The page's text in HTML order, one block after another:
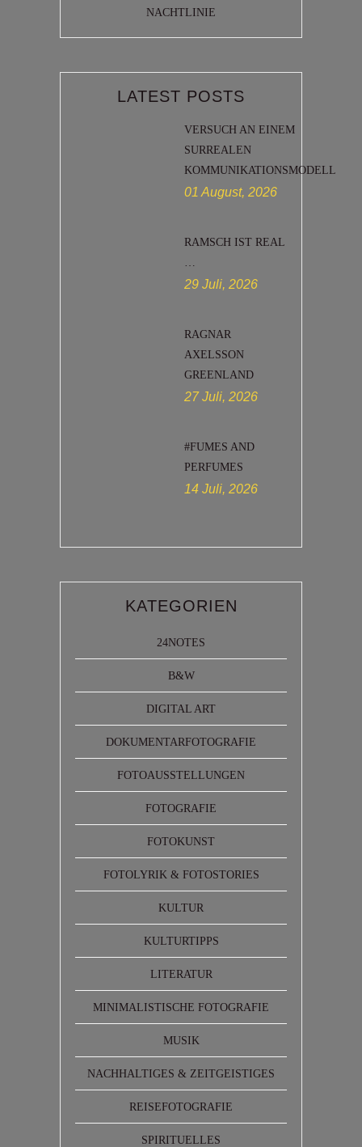
NACHTLINIE
LATEST POSTS
VERSUCH AN EINEM
SURREALEN
KOMMUNIKATIONSMODELL
01 August, 2026
RAMSCH IST REAL
29 Juli, 2026
RAGNAR
AXELSSON
GREENLAND
27 Juli, 2026
#FUMES AND
PERFUMES
14 Juli, 2026
KATEGORIEN
24NOTES
B&W
DIGITAL ART
DOKUMENTARFOTOGRAFIE
FOTOAUSSTELLUNGEN
FOTOGRAFIE
FOTOKUNST
FOTOLYRIK & FOTOSTORIES
KULTUR
KULTURTIPPS
LITERATUR
MINIMALISTISCHE FOTOGRAFIE
MUSIK
NACHHALTIGES & ZEITGEISTIGES
REISEFOTOGRAFIE
SPIRITUELLES